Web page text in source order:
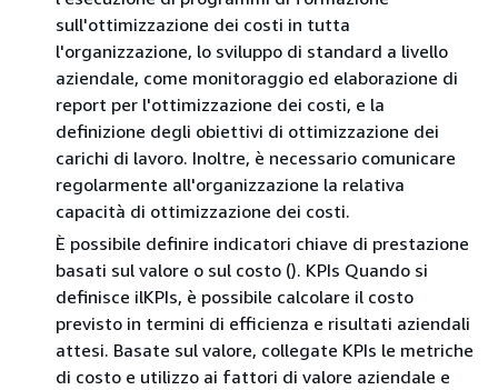
sull'ottimizzazione dei costi in tutta
l'organizzazione, lo sviluppo di standard a livello
aziendale, come monitoraggio ed elaborazione di
report per l'ottimizzazione dei costi, e la
definizione degli obiettivi di ottimizzazione dei
carichi di lavoro. Inoltre, è necessario comunicare
regolarmente all'organizzazione la relativa
capacità di ottimizzazione dei costi.
È possibile definire indicatori chiave di prestazione
basati sul valore o sul costo (). KPIs Quando si
definisce ilKPIs, è possibile calcolare il costo
previsto in termini di efficienza e risultati aziendali
attesi. Basate sul valore, collegate KPIs le metriche
di costo e utilizzo ai fattori di valore aziendale e